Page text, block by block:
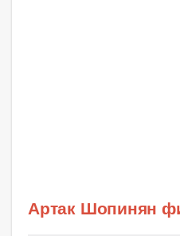
Артак Шопинян